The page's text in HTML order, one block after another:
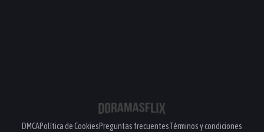
DMCAPolítica de CookiesPreguntas frecuentesTérminos y condiciones